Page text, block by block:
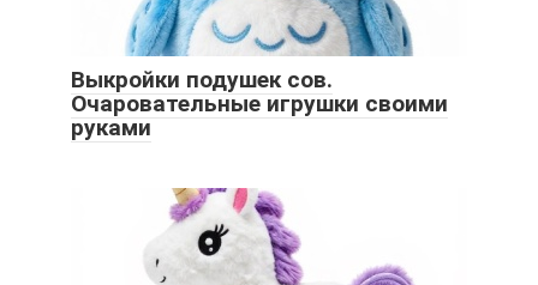
Выкройки подушек сов.
Очаровательные игрушки своими
руками